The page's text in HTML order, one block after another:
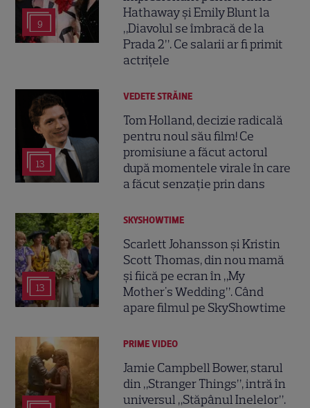
9
Hathaway și Emily Blunt la
„Diavolul se îmbracă de la
Prada 2”. Ce salarii ar fi primit
actrițele
13
VEDETE STRĂINE
Tom Holland, decizie radicală
pentru noul său film! Ce
promisiune a făcut actorul
după momentele virale în care
a făcut senzație prin dans
13
SKYSHOWTIME
Scarlett Johansson și Kristin
Scott Thomas, din nou mamă
și fiică pe ecran în „My
Mother's Wedding”. Când
apare filmul pe SkyShowtime
PRIME VIDEO
Jamie Campbell Bower, starul
din „Stranger Things”, intră în
universul „Stăpânul Inelelor”.